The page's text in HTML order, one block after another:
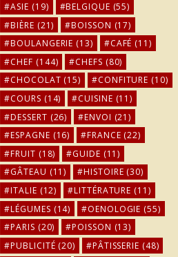
ASIE (19) BELGIQUE (55)
BIÈRE (21) BOISSON (17)
BOULANGERIE (13) CAFÉ (11)
CHEF (144) CHEFS (80)
CHOCOLAT (15) CONFITURE (10)
COURS (14) CUISINE (11)
DESSERT (26) ENVOI (21)
ESPAGNE (16) FRANCE (22)
FRUIT (18) GUIDE (11)
GÂTEAU (11) HISTOIRE (30)
ITALIE (12) LITTÉRATURE (11)
LÉGUMES (14) OENOLOGIE (55)
PARIS (20) POISSON (13)
PUBLICITÉ (20) PÂTISSERIE (48)